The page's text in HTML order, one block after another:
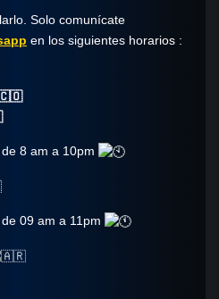
Solo comunícate​
en los siguientes horarios :
8 am a 10pm
09 am a 11pm